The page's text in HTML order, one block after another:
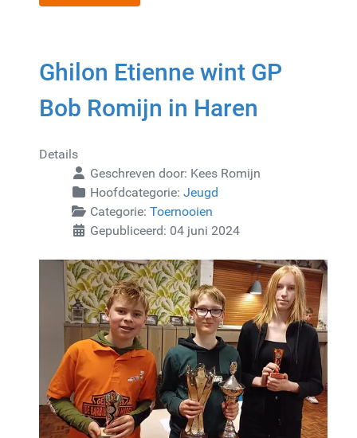
Ghilon Etienne wint GP
Bob Romijn in Haren
Details
Geschreven door: Kees Romijn
Hoofdcategorie: Jeugd
Categorie: Toernooien
Gepubliceerd: 04 juni 2024